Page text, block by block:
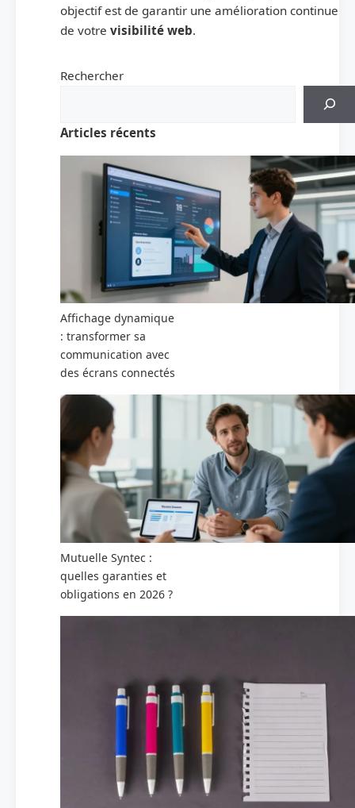
objectif est de garantir une amélioration continue
de votre visibilité web.
Rechercher
Articles récents
Affichage dynamique
: transformer sa
communication avec
des écrans connectés
Mutuelle Syntec :
quelles garanties et
obligations en 2026 ?